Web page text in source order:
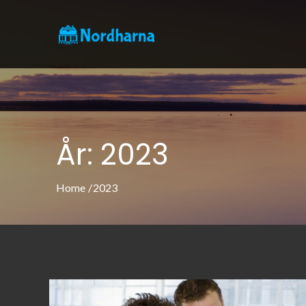
Allt om västkustens pärla
År: 2023
Home 2023